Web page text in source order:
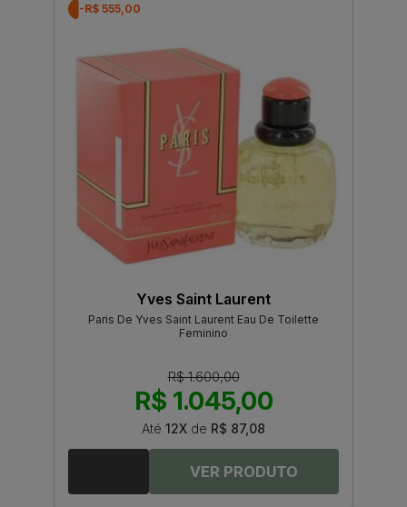
-R$ 555,00
Yves Saint Laurent
Paris De Yves Saint Laurent Eau De Toilette
Feminino
R$ 1.600,00
R$ 1.045,00
Até 12X de R$ 87,08